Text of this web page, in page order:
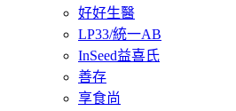
好好生醫
LP33/統一AB
InSeed益喜氏
善存
享食尚